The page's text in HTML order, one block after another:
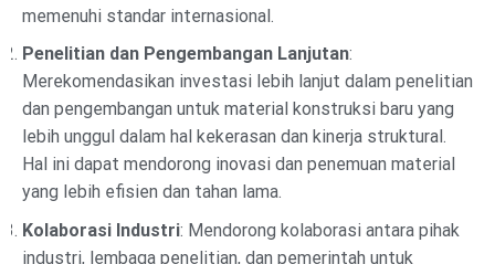
memenuhi standar internasional.
Penelitian dan Pengembangan Lanjutan:
Merekomendasikan investasi lebih lanjut dalam penelitian
dan pengembangan untuk material konstruksi baru yang
lebih unggul dalam hal kekerasan dan kinerja struktural.
Hal ini dapat mendorong inovasi dan penemuan material
yang lebih efisien dan tahan lama.
Kolaborasi Industri: Mendorong kolaborasi antara pihak
industri, lembaga penelitian, dan pemerintah untuk